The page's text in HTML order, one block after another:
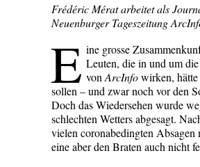
Frédéric Mérat arbeitet als
Neuenburger Tageszeitung
E ine grosse
Leuten, die in und um
von ArcInfowirken, hätte
sollen – und zwar noch vor den
Doch das Wiedersehen wurde
schlechten Wetters abgesagt.
vielen coronabedingten Absagen
eine aber den Braten auch nicht